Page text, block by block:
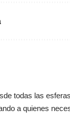
todas las
a quienes